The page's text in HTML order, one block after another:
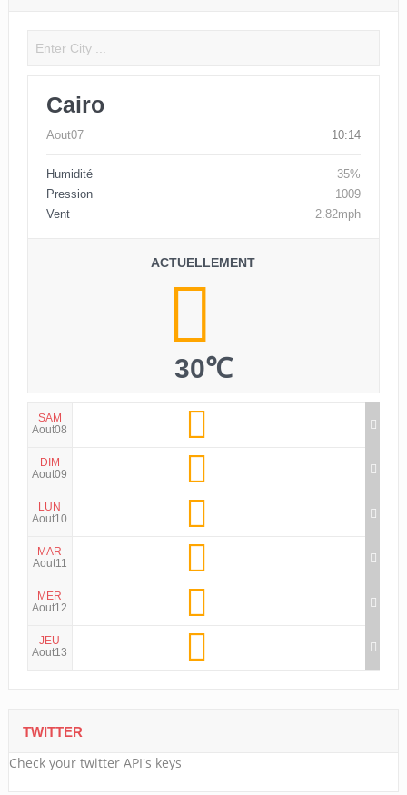
Cairo
Aout07 10:14
Humidité
35%
Pression
1009
Vent
2.82mph
ACTUELLEMENT
30℃
SAM
Aout08
DIM
Aout09
LUN
Aout10
MAR
Aout11
MER
Aout12
JEU
Aout13
TWITTER
Check your twitter API's keys